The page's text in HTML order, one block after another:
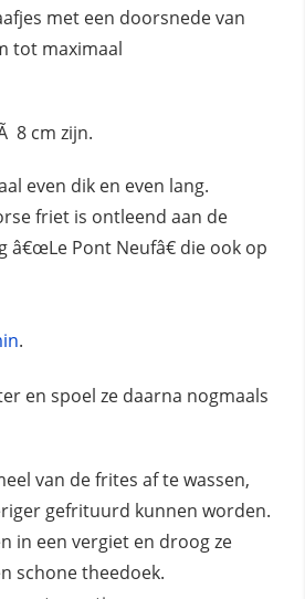
met een doorsnede van
tot maximaal
8 cm zijn.
even dik en even lang.
friet is ontleend aan de
â€œLe Pont Neufâ€ die ook op
.
en spoel ze daarna nogmaals
van de frites af te wassen,
gefrituurd kunnen worden.
in een vergiet en droog ze
schone theedoek.